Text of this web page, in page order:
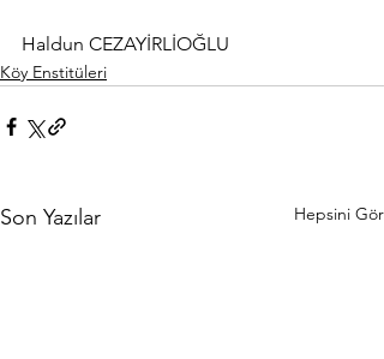
Haldun CEZAYİRLİOĞLU
Köy Enstitüleri
Son Yazılar Hepsini Gör